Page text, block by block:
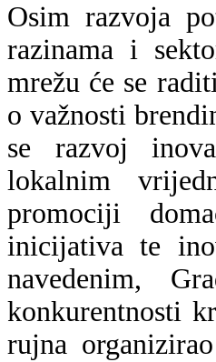
Osim razvoja
razinama i
mrežu će se
o važnosti
se razvoj
lokalnim
promociji
inicijativa te
navedenim,
konkurentnosti
rujna